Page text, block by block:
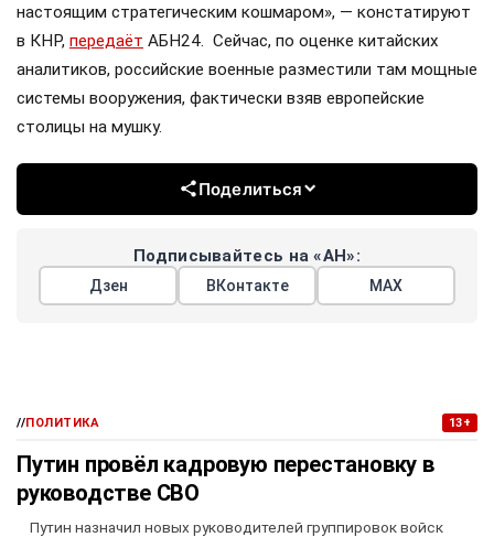
настоящим стратегическим кошмаром», — констатируют
в КНР, передаёт АБН24. Сейчас, по оценке китайских
аналитиков, российские военные разместили там мощные
системы вооружения, фактически взяв европейские
столицы на мушку.
Поделиться
Подписывайтесь на «АН»:
Дзен ВКонтакте МАХ
//ПОЛИТИКА 13+
Путин провёл кадровую перестановку в
руководстве СВО
Путин назначил новых руководителей группировок войск